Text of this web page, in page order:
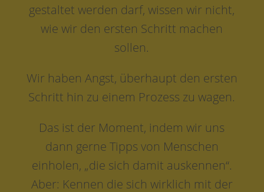
gestaltet werden darf, wissen wir nicht,
wie wir den ersten Schritt machen
sollen.
Wir haben Angst, überhaupt den ersten
Schritt hin zu einem Prozess zu wagen.
Das ist der Moment, indem wir uns
dann gerne Tipps von Menschen
einholen, „die sich damit auskennen“.
Aber: Kennen die sich wirklich mit der